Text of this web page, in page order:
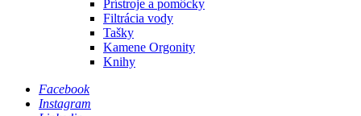
Prístroje a pomôcky
Filtrácia vody
Tašky
Kamene Orgonity
Knihy
Facebook
Instagram